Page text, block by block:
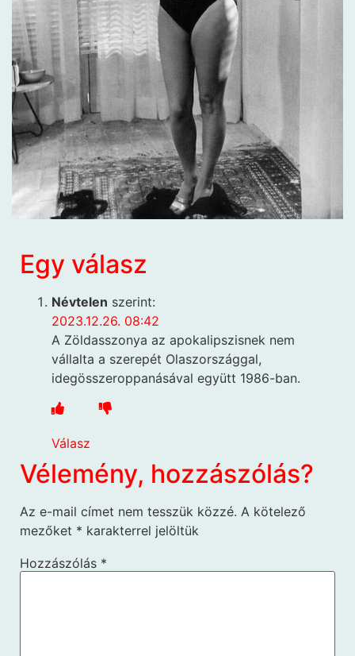
Egy válasz
Névtelen szerint:
2023.12.26. 08:42
A Zöldasszonya az apokalipszisnek nem
vállalta a szerepét Olaszországgal,
idegösszeroppanásával együtt 1986-ban.
Válasz
Vélemény, hozzászólás?
Az e-mail címet nem tesszük közzé. A kötelező
mezőket * karakterrel jelöltük
Hozzászólás *